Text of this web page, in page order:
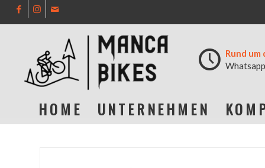
Rund um
HOME UNTERNEHMEN